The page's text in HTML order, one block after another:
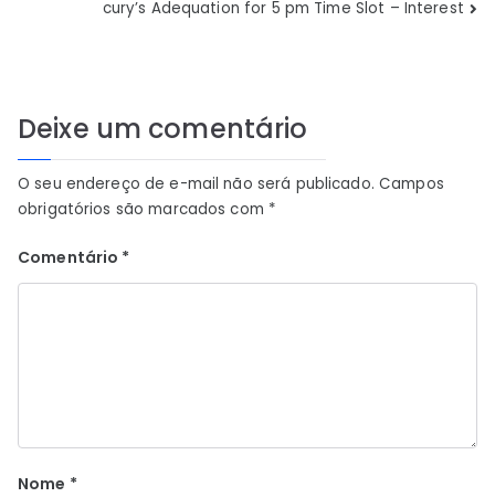
cury’s Adequation for 5 pm Time Slot – Interest
Deixe um comentário
O seu endereço de e-mail não será publicado. Campos
obrigatórios são marcados com *
Comentário *
Nome *